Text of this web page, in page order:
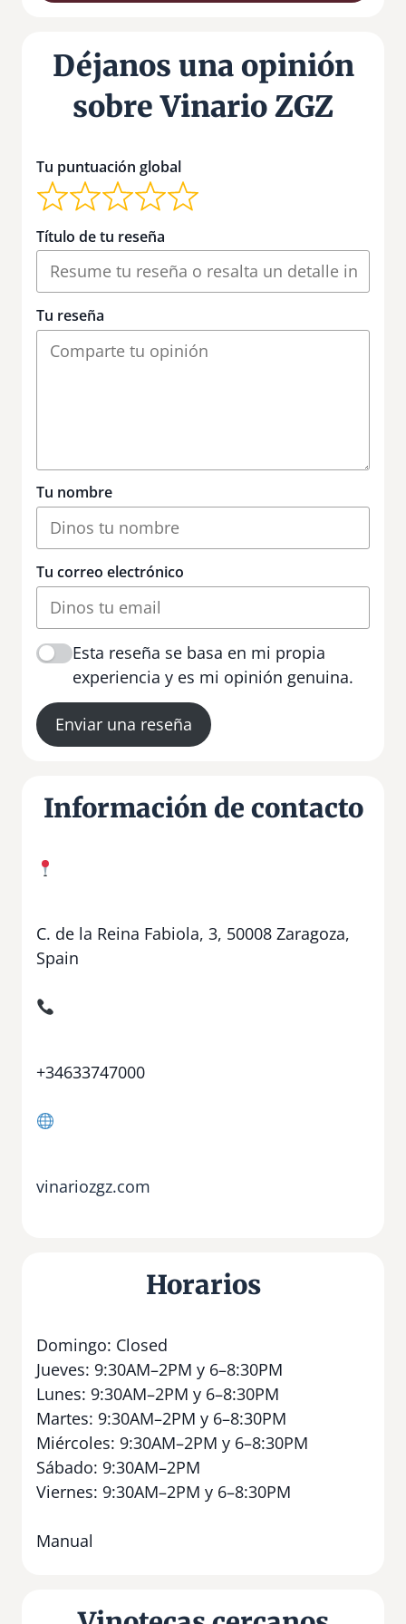
Déjanos una opinión
sobre Vinario ZGZ
Tu puntuación global
Título de tu reseña
Tu reseña
Tu nombre
Tu correo electrónico
Esta reseña se basa en mi propia
experiencia y es mi opinión genuina.
Enviar una reseña
Información de contacto
C. de la Reina Fabiola, 3, 50008 Zaragoza,
Spain
+34633747000
vinariozgz.com
Horarios
Domingo: Closed
Jueves: 9:30AM–2PM y 6–8:30PM
Lunes: 9:30AM–2PM y 6–8:30PM
Martes: 9:30AM–2PM y 6–8:30PM
Miércoles: 9:30AM–2PM y 6–8:30PM
Sábado: 9:30AM–2PM
Viernes: 9:30AM–2PM y 6–8:30PM
Manual